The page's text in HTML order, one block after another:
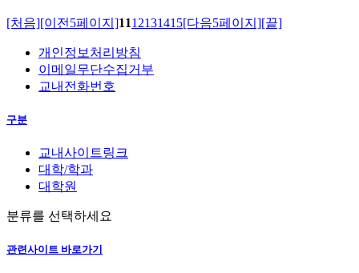
[처음][이전5페이지]1112131415[다음5페이지][끝]
개인정보처리방침
이메일무단수집거부
교내전화번호
구분
교내사이트링크
대학/학과
대학원
분류를 선택하세요
관련사이트 바로가기